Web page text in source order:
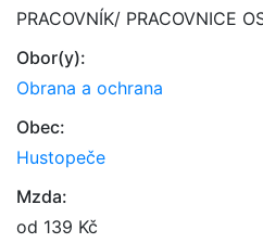
PRACOVNÍK/ PRACOVNICE
Obor(y):
Obrana a ochrana
Obec:
Hustopeče
Mzda:
od 139 Kč